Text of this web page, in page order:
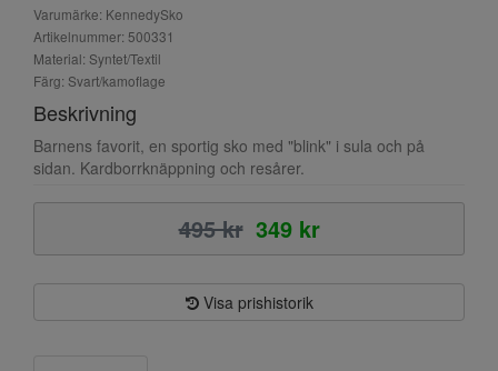
Varumärke: KennedySko
Artikelnummer: 500331
Material: Syntet/Textil
Färg: Svart/kamoflage
Beskrivning
Barnens favorit, en sportig sko med "blink" i sula och på
sidan. Kardborrknäppning och resårer.
495 kr 349 kr
Visa prishistorik